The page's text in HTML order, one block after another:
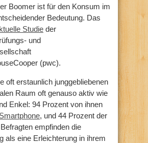
Boomer ist für den Konsum im
Bedeutung. Das
Studie der
und
(pwc).
oft erstaunlich junggebliebenen
Raum oft genauso aktiv wie
Enkel: 94 Prozent von ihnen
, und 44 Prozent der
empfinden die
als eine Erleichterung in ihrem